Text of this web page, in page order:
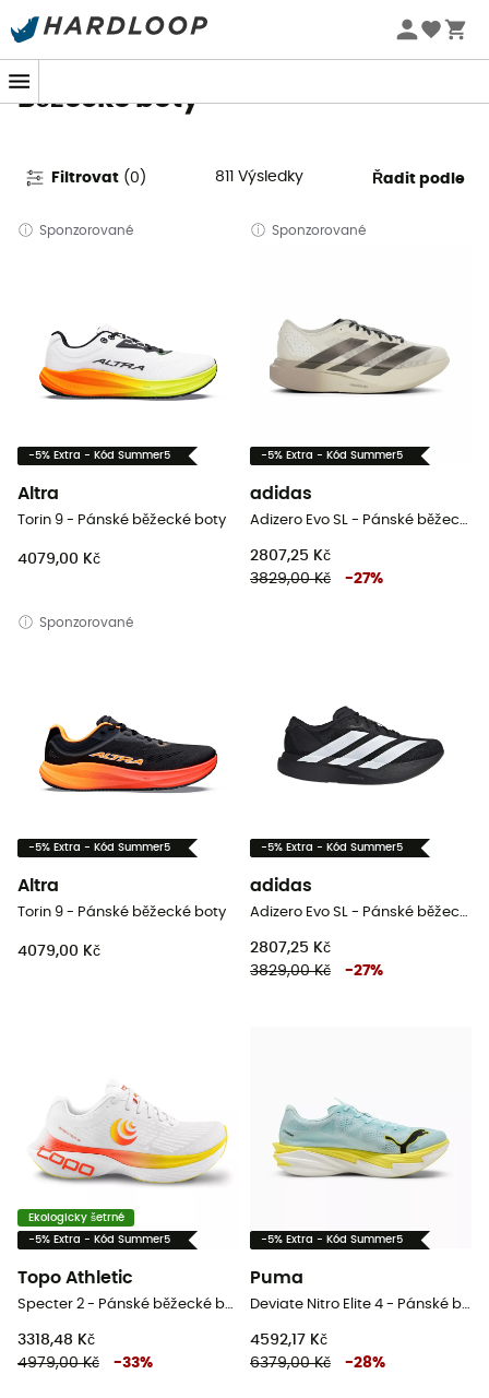
Letní akce 🔥 -5 % EXTRA při nákupu 2 produktů* s kódem
Běžecké boty
Filtrovat (0 ) 811 Výsledky Řadit podle
Sponzorované
-5% Extra - Kód Summer5
Altra
Torin 9 - Pánské běžecké boty
4079,00 Kč
Sponzorované
-5% Extra - Kód Summer5
adidas
Adizero Evo SL - Pánské běžecké boty
2807,25 Kč
3829,00 Kč
-27%
Sponzorované
-5% Extra - Kód Summer5
Altra
Torin 9 - Pánské běžecké boty
4079,00 Kč
-5% Extra - Kód Summer5
adidas
Adizero Evo SL - Pánské běžecké boty
2807,25 Kč
3829,00 Kč
-27%
Ekologicky šetrné
-5% Extra - Kód Summer5
Topo Athletic
Specter 2 - Pánské běžecké boty
3318,48 Kč
4979,00 Kč
-33%
-5% Extra - Kód Summer5
Puma
Deviate Nitro Elite 4 - Pánské běžecké boty
4592,17 Kč
6379,00 Kč
-28%